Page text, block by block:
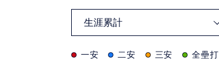
一安 二安 三安 全壘打